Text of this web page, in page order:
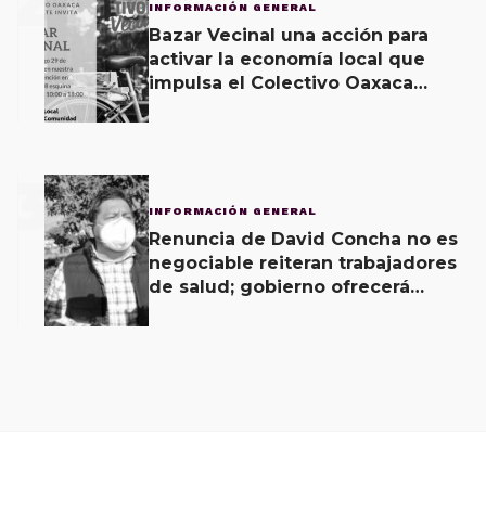
INFORMACIÓN GENERAL
Bazar Vecinal una acción para
activar la economía local que
impulsa el Colectivo Oaxaca
3 INFORMACIÓN GENERAL
Renuncia de David Concha no es
negociable reiteran trabajadores
de salud; gobierno ofrecerá